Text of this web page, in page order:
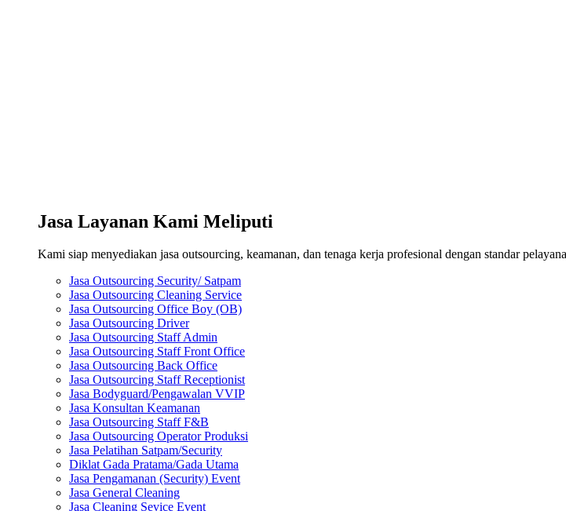
Jasa Layanan Kami Meliputi
Kami siap menyediakan jasa outsourcing, keamanan, dan tenaga kerja profesional dengan standar
Jasa Outsourcing Security/ Satpam
Jasa Outsourcing Cleaning Service
Jasa Outsourcing Office Boy (OB)
Jasa Outsourcing Driver
Jasa Outsourcing Staff Admin
Jasa Outsourcing Staff Front Office
Jasa Outsourcing Back Office
Jasa Outsourcing Staff Receptionist
Jasa Bodyguard/Pengawalan VVIP
Jasa Konsultan Keamanan
Jasa Outsourcing Staff F&B
Jasa Outsourcing Operator Produksi
Jasa Pelatihan Satpam/Security
Diklat Gada Pratama/Gada Utama
Jasa Pengamanan (Security) Event
Jasa General Cleaning
Jasa Cleaning Sevice Event